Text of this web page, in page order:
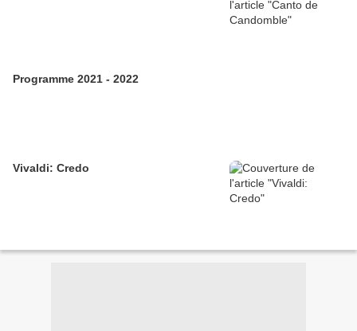
Programme 2021 - 2022
Vivaldi: Credo